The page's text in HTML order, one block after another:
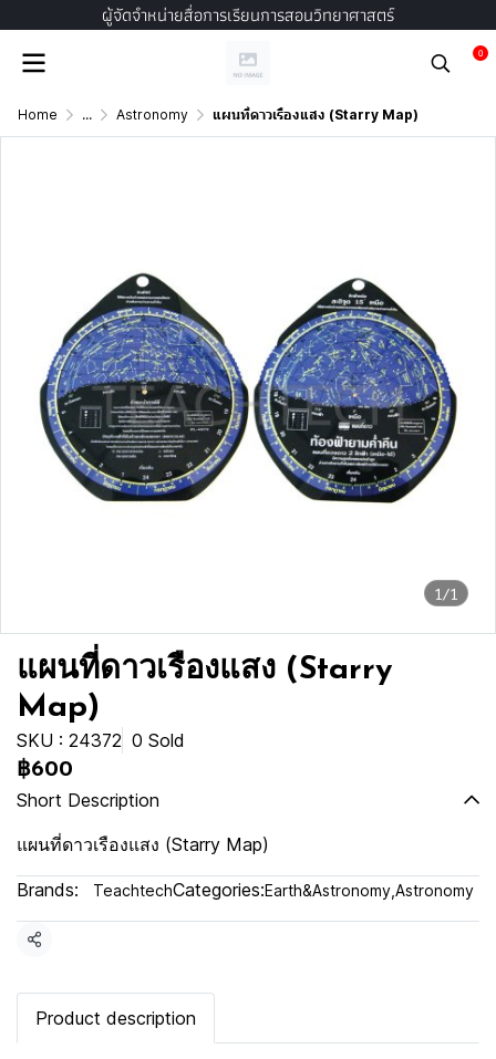
ผู้จัดจำหน่ายสื่อการเรียนการสอนวิทยาศาสตร์
0
Home ... Astronomy แผนที่ดาวเรืองแสง (Starry Map)
1/1
แผนที่ดาวเรืองแสง (Starry
Map)
SKU : 24372 0 Sold
฿600
Short Description
แผนที่ดาวเรืองแสง (Starry Map)
Brands: TeachtechCategories:Earth&Astronomy Astronomy
Share
Product description